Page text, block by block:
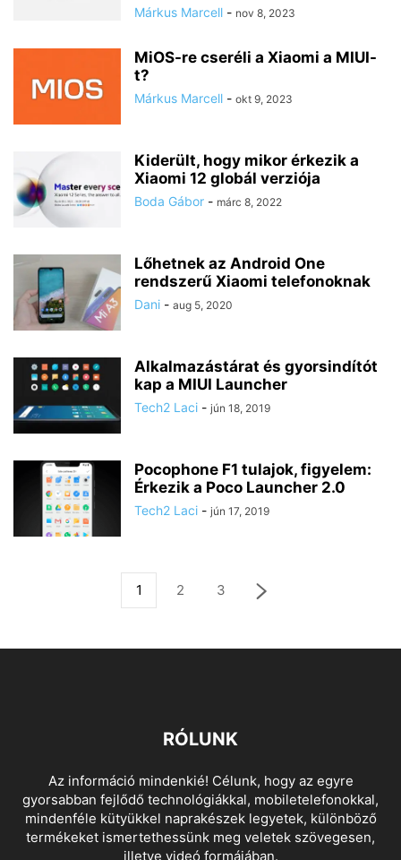
Márkus Marcell - nov 8, 2023
MiOS-re cseréli a Xiaomi a MIUI-
t?
Márkus Marcell - okt 9, 2023
Kiderült, hogy mikor érkezik a
Xiaomi 12 globál verziója
Boda Gábor - márc 8, 2022
Lőhetnek az Android One
rendszerű Xiaomi telefonoknak
Dani - aug 5, 2020
Alkalmazástárat és gyorsindítót
kap a MIUI Launcher
Tech2 Laci - jún 18, 2019
Pocophone F1 tulajok, figyelem:
Érkezik a Poco Launcher 2.0
Tech2 Laci - jún 17, 2019
1 2 3
RÓLUNK
Az információ mindenkié! Célunk, hogy az egyre
gyorsabban fejlődő technológiákkal, mobiletelefonokkal,
mindenféle kütyükkel naprakészek legyetek, különböző
termékeket ismertethessünk meg veletek szövegesen,
illetve videó formájában.